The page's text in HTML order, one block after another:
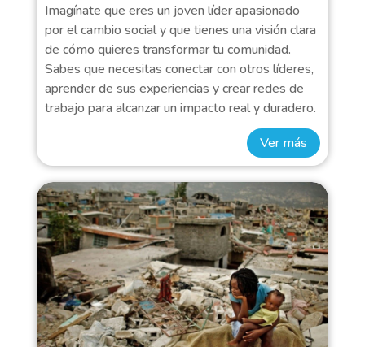
Imagínate que eres un joven líder apasionado
por el cambio social y que tienes una visión clara
de cómo quieres transformar tu comunidad.
Sabes que necesitas conectar con otros líderes,
aprender de sus experiencias y crear redes de
trabajo para alcanzar un impacto real y duradero.
Ver más